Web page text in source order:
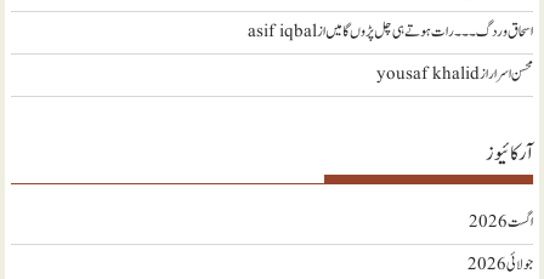
اسحاق وردگ ۔۔۔ رات ہوتے ہی چل پڑوں گا میںازasif iqbal
محسن اسرارازyousaf khalid
آرکائیوز
اگست 2026
جولائی 2026